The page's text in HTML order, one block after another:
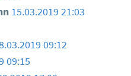
15.03.2019 21:03
09:12
09:15